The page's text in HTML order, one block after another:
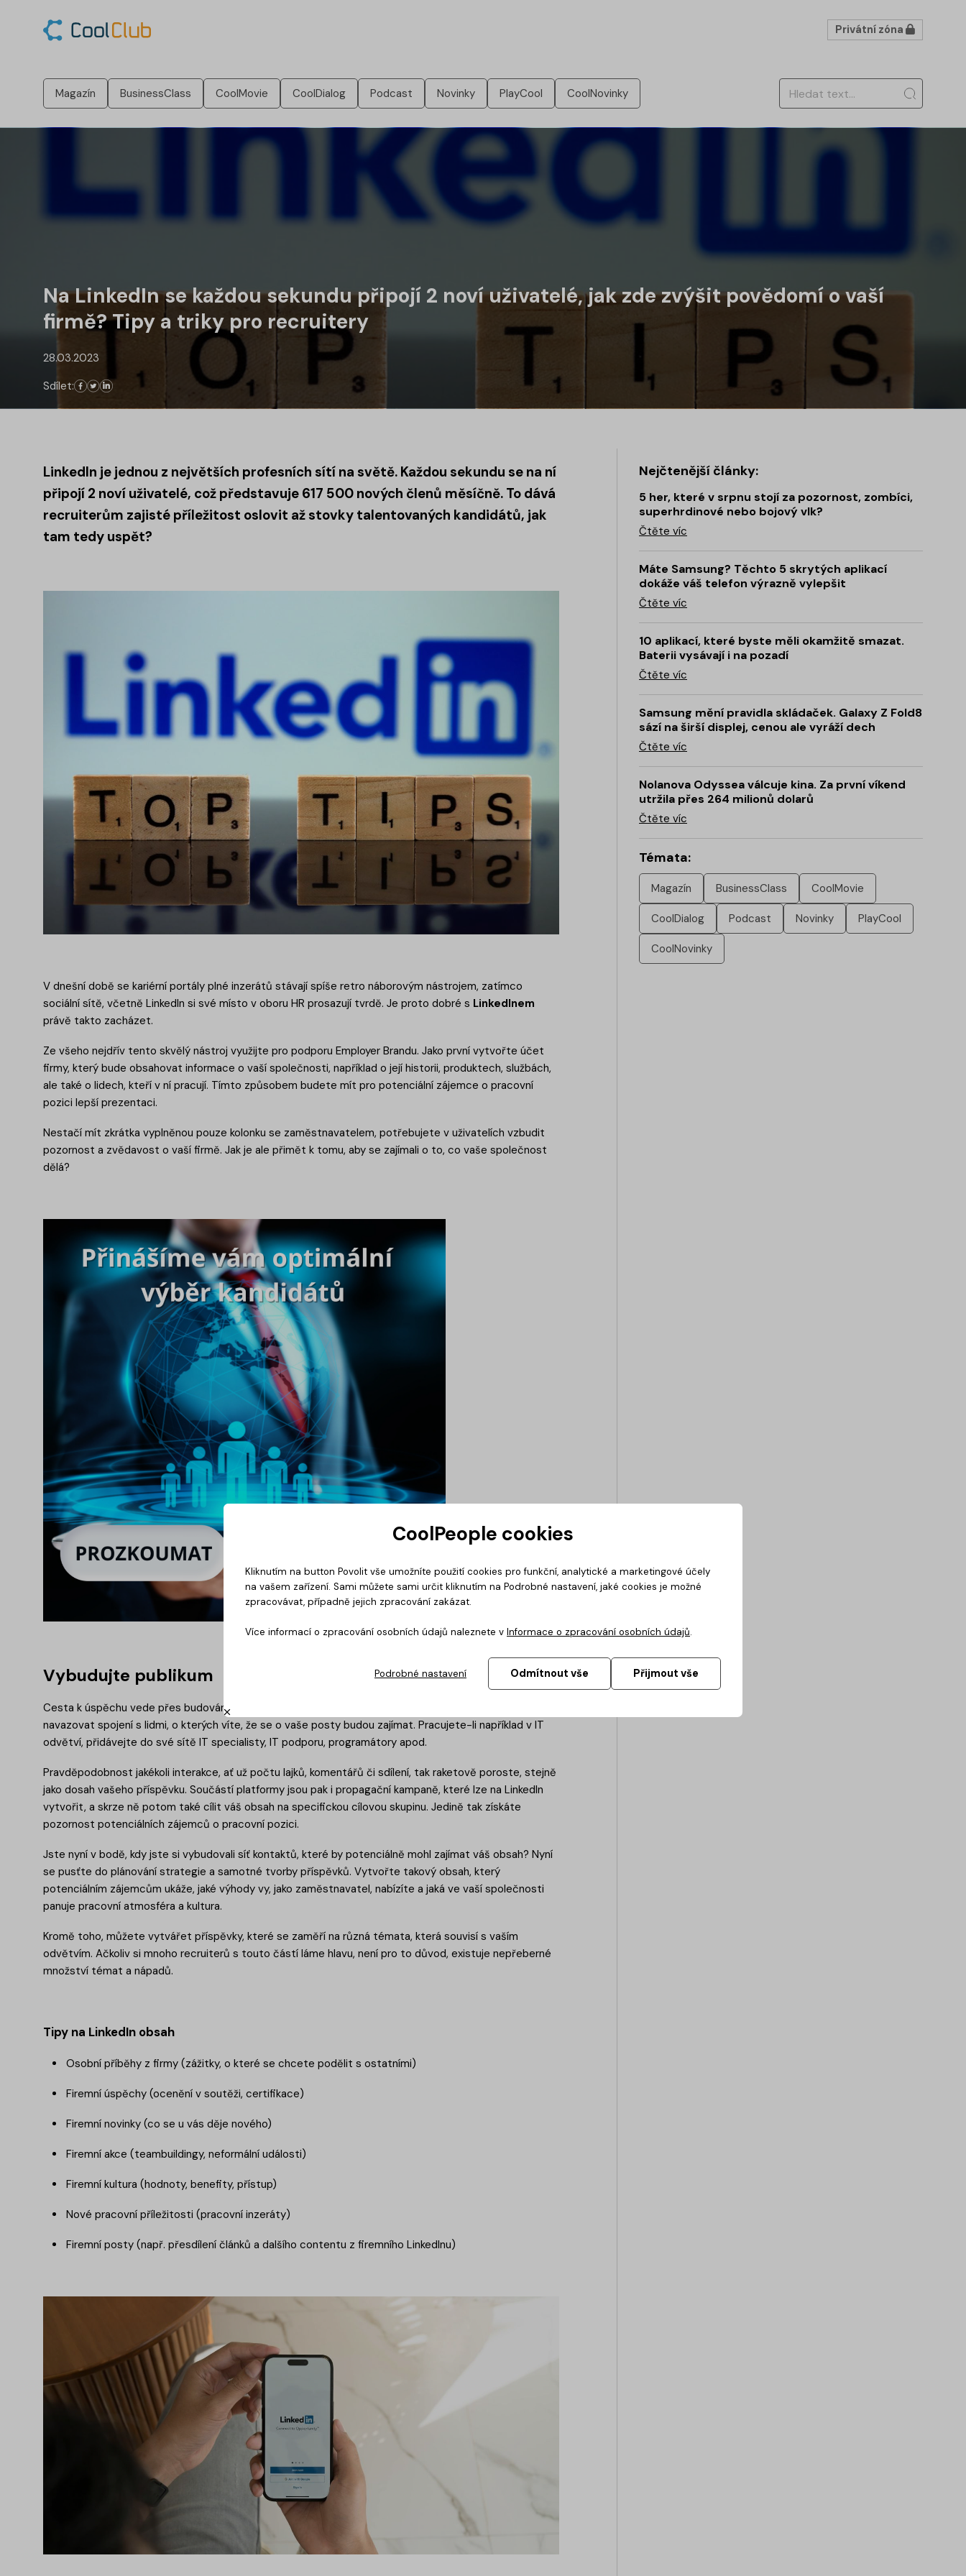
Privátní zóna
Magazín BusinessClass CoolMovie CoolDialog Podcast Novinky PlayCool CoolNovinky
Na LinkedIn se každou sekundu připojí 2 noví uživatelé, jak zde zvýšit povědomí o vaší
firmě? Tipy a triky pro recruitery
28.03.2023
Sdílet:
LinkedIn je jednou z největších profesních sítí na světě. Každou sekundu se na ní
připojí 2 noví uživatelé, což představuje 617 500 nových členů měsíčně. To dává
recruiterům zajisté příležitost oslovit až stovky talentovaných kandidátů, jak
tam tedy uspět?
V dnešní době se kariérní portály plné inzerátů stávají spíše retro náborovým nástrojem, zatímco
sociální sítě, včetně LinkedIn si své místo v oboru HR prosazují tvrdě. Je proto dobré s LinkedInem
právě takto zacházet.
Ze všeho nejdřív tento skvělý nástroj využijte pro podporu Employer Brandu. Jako první vytvořte účet
firmy, který bude obsahovat informace o vaší společnosti, například o její historii, produktech, službách,
ale také o lidech, kteří v ní pracují. Tímto způsobem budete mít pro potenciální zájemce o pracovní
pozici lepší prezentaci.
Nestačí mít zkrátka vyplněnou pouze kolonku se zaměstnavatelem, potřebujete v uživatelích vzbudit
pozornost a zvědavost o vaší firmě. Jak je ale přimět k tomu, aby se zajímali o to, co vaše společnost
dělá?
Vybudujte publikum
Cesta k úspěchu vede přes budování publika, které bude reagovat na vaše příspěvky. Je proto třeba
navazovat spojení s lidmi, o kterých víte, že se o vaše posty budou zajímat. Pracujete-li například v IT
odvětví, přidávejte do své sítě IT specialisty, IT podporu, programátory apod.
Pravděpodobnost jakékoli interakce, ať už počtu lajků, komentářů či sdílení, tak raketově poroste, stejně
jako dosah vašeho příspěvku. Součástí platformy jsou pak i propagační kampaně, které lze na LinkedIn
vytvořit, a skrze ně potom také cílit váš obsah na specifickou cílovou skupinu. Jedině tak získáte
pozornost potenciálních zájemců o pracovní pozici.
Jste nyní v bodě, kdy jste si vybudovali síť kontaktů, které by potenciálně mohl zajímat váš obsah? Nyní
se pusťte do plánování strategie a samotné tvorby příspěvků. Vytvořte takový obsah, který
potenciálním zájemcům ukáže, jaké výhody vy, jako zaměstnavatel, nabízíte a jaká ve vaší společnosti
panuje pracovní atmosféra a kultura.
Kromě toho, můžete vytvářet příspěvky, které se zaměří na různá témata, která souvisí s vaším
odvětvím. Ačkoliv si mnoho recruiterů s touto částí láme hlavu, není pro to důvod, existuje nepřeberné
množství témat a nápadů.
Tipy na LinkedIn obsah
Osobní příběhy z firmy (zážitky, o které se chcete podělit s ostatními)
Firemní úspěchy (ocenění v soutěži, certifikace)
Firemní novinky (co se u vás děje nového)
Firemní akce (teambuildingy, neformální události)
Firemní kultura (hodnoty, benefity, přístup)
Nové pracovní příležitosti (pracovní inzeráty)
Firemní posty (např. přesdílení článků a dalšího contentu z firemního LinkedInu)
Nejčtenější články:
5 her, které v srpnu stojí za pozornost, zombíci,
superhrdinové nebo bojový vlk?
Čtěte víc
Máte Samsung? Těchto 5 skrytých aplikací
dokáže váš telefon výrazně vylepšit
Čtěte víc
10 aplikací, které byste měli okamžitě smazat.
Baterii vysávají i na pozadí
Čtěte víc
Samsung mění pravidla skládaček. Galaxy Z Fold8
sází na širší displej, cenou ale vyráží dech
Čtěte víc
Nolanova Odyssea válcuje kina. Za první víkend
utržila přes 264 milionů dolarů
Čtěte víc
Témata:
Magazín BusinessClass CoolMovie
CoolDialog Podcast Novinky PlayCool
CoolNovinky
CoolPeople cookies
Kliknutím na button Povolit vše umožníte použití cookies pro funkční, analytické a marketingové účely
na vašem zařízení. Sami můžete sami určit kliknutím na Podrobné nastavení, jaké cookies je možné
zpracovávat, případně jejich zpracování zakázat.
Více informací o zpracování osobních údajů naleznete v Informace o zpracování osobních údajů.
Podrobné nastavení Odmítnout vše Přijmout vše